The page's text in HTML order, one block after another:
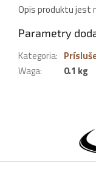
Opis produktu jest
Parametry
Kategoria:
Waga: 0.1 kg
k